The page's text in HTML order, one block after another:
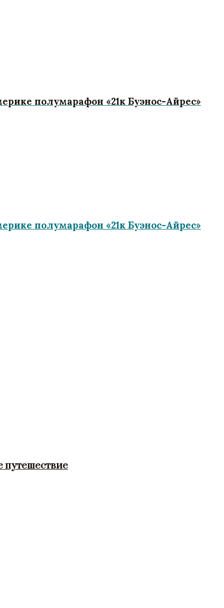
полумарафон «21к Буэнос-Айрес»
полумарафон «21к Буэнос-Айрес»
путешествие